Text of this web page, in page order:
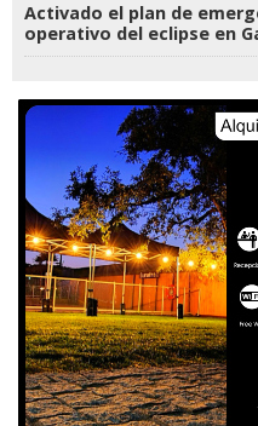
Activado el plan de
operativo del eclipse en